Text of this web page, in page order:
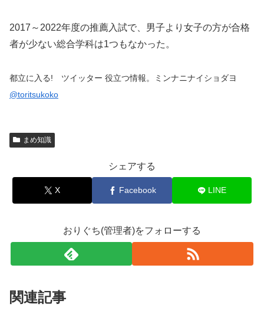
2017～2022年度の推薦入試で、男子より女子の方が合格
者が少ない総合学科は1つもなかった。
都立に入る! ツイッター 役立つ情報。ミンナニナイショダヨ
@toritsukoko
まめ知識
シェアする
X Facebook LINE
おりぐち(管理者)をフォローする
関連記事